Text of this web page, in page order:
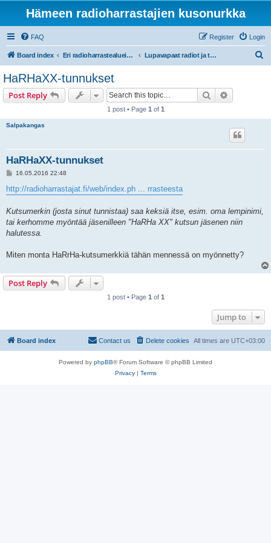
Hämeen radioharrastajien kusonurkka
FAQ Login
Register
Board index Eri radioharrastealueiden mukaiset osastot Lupavapaat radiot ja taajuudet (LA-CB-PR27, PMR446)
HaRHaXX-tunnukset
Post Reply Search
1 post • Page 1 of 1
Salpakangas
HaRHaXX-tunnukset
P
s
t
16.05.2016 22:48
http://radioharrastajat.fi/web/index.ph ... rrasteesta
Kutsumerkin (josta sinut tunnistaa) saa keksiä itse, esim. oma lempinimi,
tai kerhomme myöntää jäsenilleen "HaRHa XX" kutsun jäsenen niin
halutessa.
Miten monta HaRrHa-kutsumerkkiä tähän mennessä on myönnetty?
Post Reply
1 post • Page 1 of 1
Jump to
Board index All times are UTC+03:00
Delete cookies
Contact us
Powered by phpBB® Forum Software © phpBB Limited
Privacy| Terms